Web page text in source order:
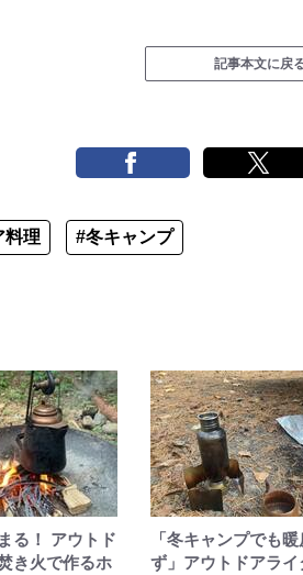
記事本文に戻
料理 #冬キャンプ
る！ アウトド
き火で作るホ
「冬キャンプでも
ず」アウトドアライ